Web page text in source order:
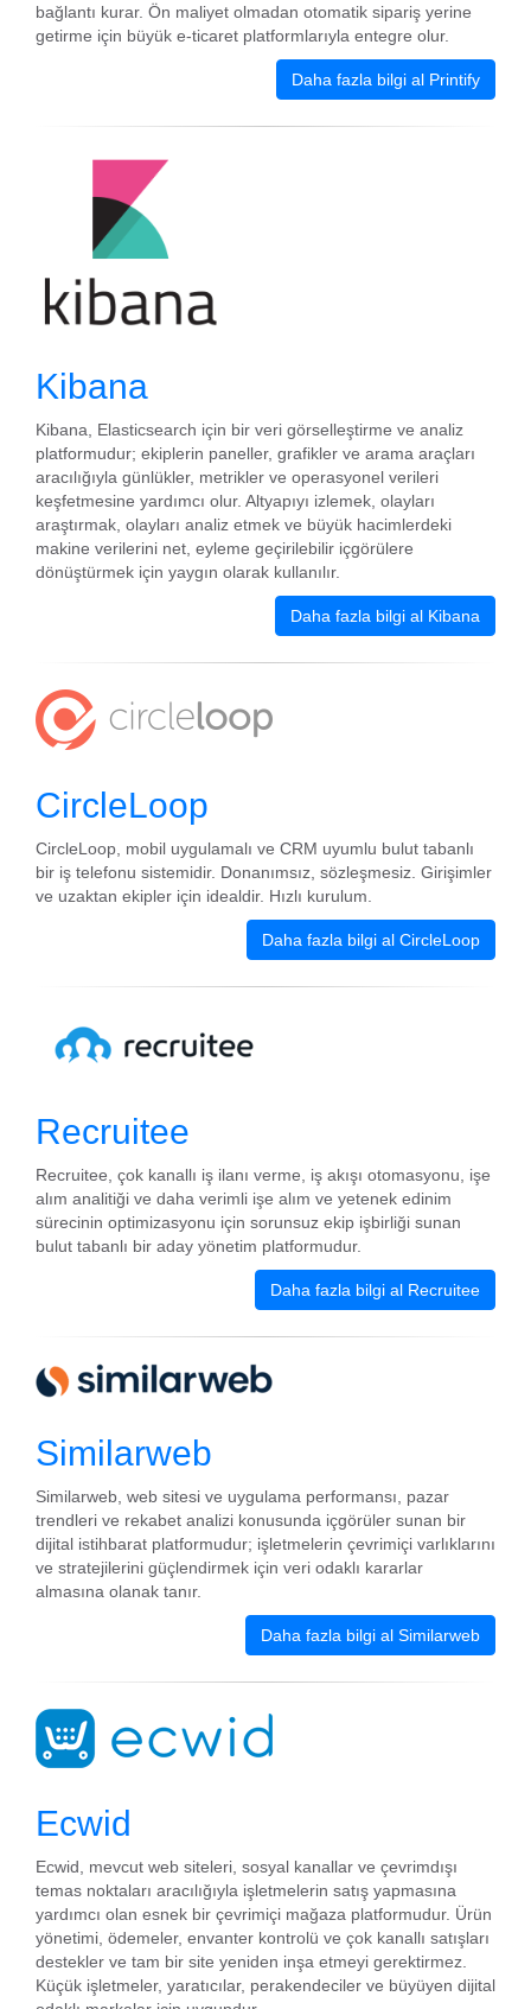
bağlantı kurar. Ön maliyet olmadan otomatik sipariş yerine
getirme için büyük e-ticaret platformlarıyla entegre olur.
Daha fazla bilgi al Printify
Kibana
Kibana, Elasticsearch için bir veri görselleştirme ve analiz
platformudur; ekiplerin paneller, grafikler ve arama araçları
aracılığıyla günlükler, metrikler ve operasyonel verileri
keşfetmesine yardımcı olur. Altyapıyı izlemek, olayları
araştırmak, olayları analiz etmek ve büyük hacimlerdeki
makine verilerini net, eyleme geçirilebilir içgörülere
dönüştürmek için yaygın olarak kullanılır.
Daha fazla bilgi al Kibana
CircleLoop
CircleLoop, mobil uygulamalı ve CRM uyumlu bulut tabanlı
bir iş telefonu sistemidir. Donanımsız, sözleşmesiz. Girişimler
ve uzaktan ekipler için idealdir. Hızlı kurulum.
Daha fazla bilgi al CircleLoop
Recruitee
Recruitee, çok kanallı iş ilanı verme, iş akışı otomasyonu, işe
alım analitiği ve daha verimli işe alım ve yetenek edinim
sürecinin optimizasyonu için sorunsuz ekip işbirliği sunan
bulut tabanlı bir aday yönetim platformudur.
Daha fazla bilgi al Recruitee
Similarweb
Similarweb, web sitesi ve uygulama performansı, pazar
trendleri ve rekabet analizi konusunda içgörüler sunan bir
dijital istihbarat platformudur; işletmelerin çevrimiçi varlıklarını
ve stratejilerini güçlendirmek için veri odaklı kararlar
almasına olanak tanır.
Daha fazla bilgi al Similarweb
Ecwid
Ecwid, mevcut web siteleri, sosyal kanallar ve çevrimdışı
temas noktaları aracılığıyla işletmelerin satış yapmasına
yardımcı olan esnek bir çevrimiçi mağaza platformudur. Ürün
yönetimi, ödemeler, envanter kontrolü ve çok kanallı satışları
destekler ve tam bir site yeniden inşa etmeyi gerektirmez.
Küçük işletmeler, yaratıcılar, perakendeciler ve büyüyen dijital